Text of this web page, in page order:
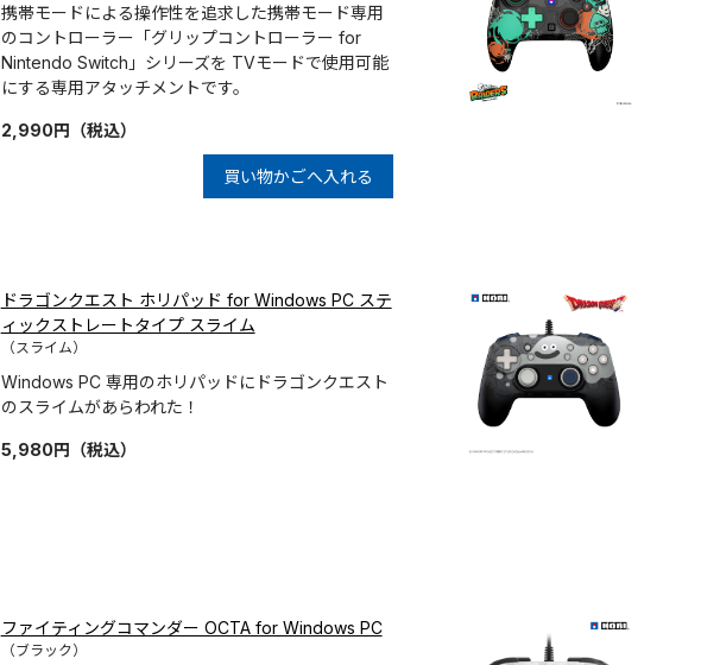
携帯モードによる操作性を追求した携帯モード専用
のコントローラー「グリップコントローラー for
Nintendo Switch」シリーズを TVモードで使用可能
にする専用アタッチメントです。
2,990円 （税込）
買い物かごへ入れる
ドラゴンクエスト ホリパッド for Windows PC ステ
ィックストレートタイプ スライム
（スライム）
Windows PC 専用のホリパッドにドラゴンクエスト
のスライムがあらわれた！
5,980円 （税込）
ファイティングコマンダー OCTA for Windows PC
（ブラック）